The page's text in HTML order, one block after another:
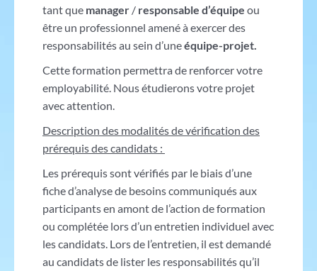
tant que manager/responsable d’équipe ou
être un professionnel amené à exercer des
responsabilités au sein d’uneéquipe-projet.
Cette formation permettra de renforcer votre
employabilité. Nous étudierons votre projet
avec attention.
Description des modalités de vérification des
prérequis des candidats :
Les prérequis sont vérifiés par le biais d’une
fiche d’analyse de besoins communiqués aux
participants en amont de l’action de formation
ou complétée lors d’un entretien individuel avec
les candidats. Lors de l’entretien, il est demandé
au candidats de lister les responsabilités qu’il